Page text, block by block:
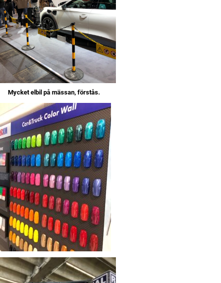
Mycket elbil på mässan, förstås.